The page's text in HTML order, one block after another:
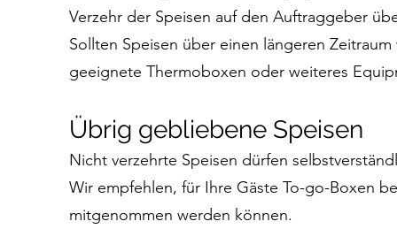
Verzehr der Speisen auf den Auftraggeber
Sollten Speisen über einen längeren
geeignete Thermoboxen oder weiteres
Übrig gebliebene Speisen
Nicht verzehrte Speisen dürfen
Wir empfehlen, für Ihre Gäste To-go-Boxen
mitgenommen werden können.